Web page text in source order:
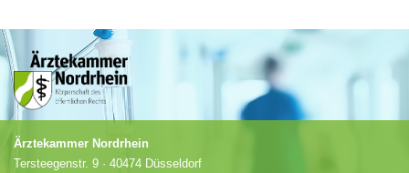
Ärztekammer Nordrhein
Tersteegenstr. 9 · 40474 Düsseldorf